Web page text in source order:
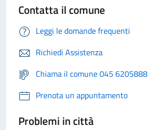
Contatta il comune
Leggi le domande frequenti
Richiedi Assistenza
Chiama il comune 045 6205888
Prenota un appuntamento
Problemi in città